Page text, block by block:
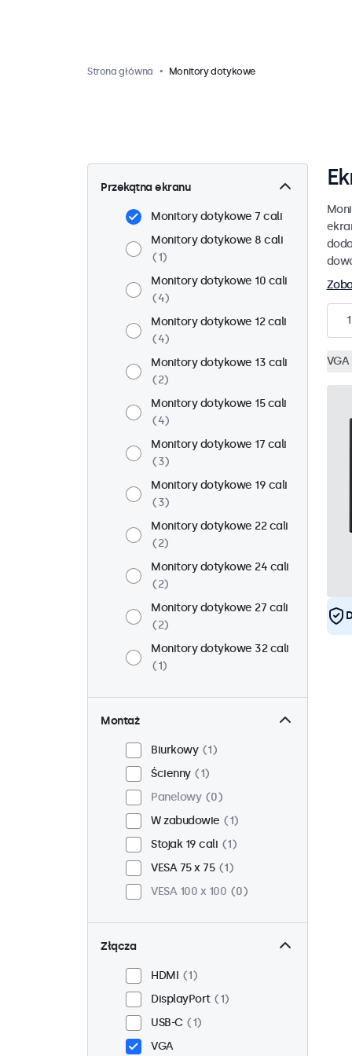
Strona główna Monitory dotykowe
Przekątna ekranu
Monitory dotykowe 7 cali
Monitory dotykowe 8 cali
1
Monitory dotykowe 10 cali
4
Monitory dotykowe 12 cali
4
Monitory dotykowe 13 cali
2
Monitory dotykowe 15 cali
4
Monitory dotykowe 17 cali
3
Monitory dotykowe 19 cali
3
Monitory dotykowe 22 cali
2
Monitory dotykowe 24 cali
2
Monitory dotykowe 27 cali
2
Monitory dotykowe 32 cali
1
Montaż
Biurkowy
1
Ścienny
1
Panelowy
0
W zabudowie
1
Stojak 19 cali
1
VESA 75 x 75
1
VESA 100 x 100
0
Złącza
HDMI
1
DisplayPort
1
USB-C
1
VGA
1
VGA